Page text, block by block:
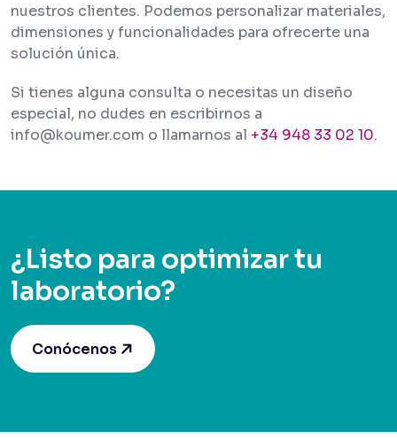
nuestros clientes. Podemos personalizar materiales,
dimensiones y funcionalidades para ofrecerte una
solución única.
Si tienes alguna consulta o necesitas un diseño
especial, no dudes en escribirnos a
info@koumer.com o llamarnos al +34 948 33 02 10.
¿Listo para optimizar tu
laboratorio?
Conócenos